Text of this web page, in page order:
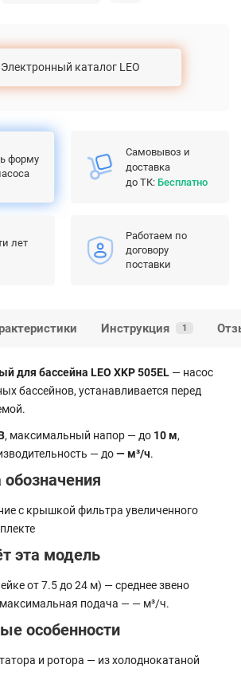
Электронный каталог LEO
форму
Самовывоз и
доставка
до ТК: Бесплатно
лет
Работаем по
договору
поставки
Инструкция 1
для бассейна LEO XKP 505EL — насос
бассейнов, устанавливается перед
, максимальный напор — до 10 м,
— до— м³/ч.
с крышкой фильтра увеличенного
эта модель
от 7.5 до 24 м) — среднее звено
подача — — м³/ч.
особенности
и ротора — из холоднокатаной